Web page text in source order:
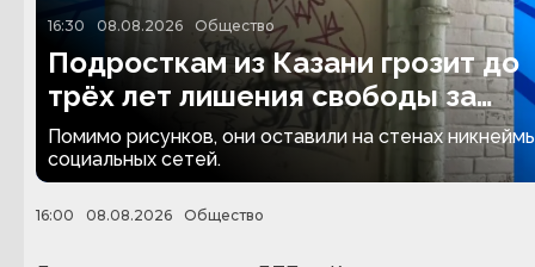
16:30 08.08.2026 Общество
Подросткам из Казани грозит до
трёх лет лишения свободы за
граффити
Помимо рисунков, они оставили на стенах
социальных сетей.
16:00 08.08.2026 Общество